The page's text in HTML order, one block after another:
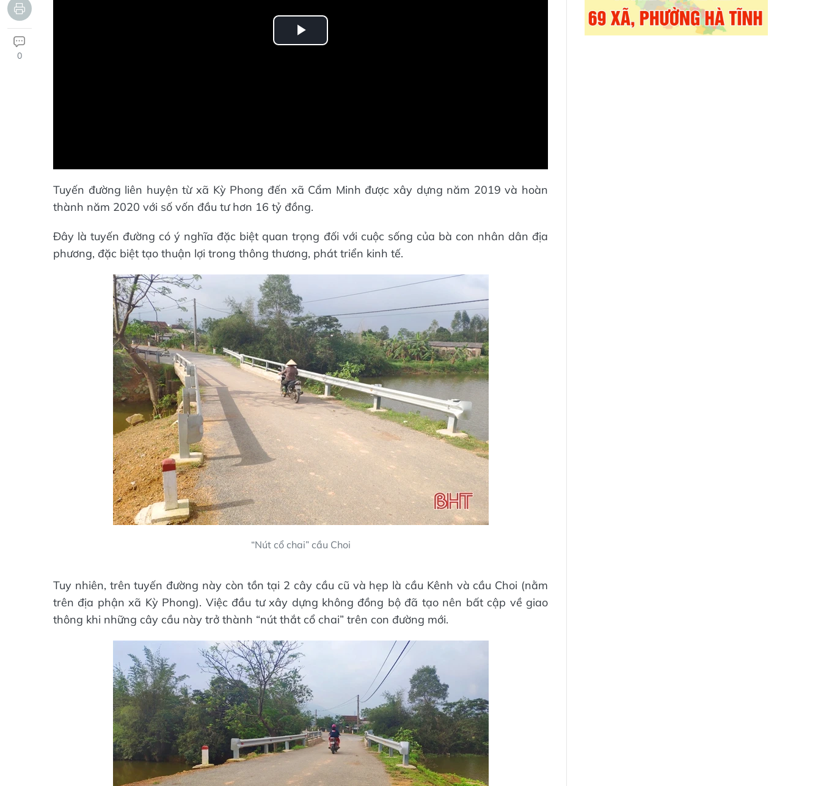
0
Play
Tuyến đường liên huyện từ xã Kỳ Phong đến xã Cẩm Minh được xây dựng năm 2019 và hoàn
thành năm 2020 với số vốn đầu tư hơn 16 tỷ đồng.
Đây là tuyến đường có ý nghĩa đặc biệt quan trọng đối với cuộc sống của bà con nhân dân địa
phương, đặc biệt tạo thuận lợi trong thông thương, phát triển kinh tế.
“Nút cổ chai” cầu Choi
Tuy nhiên, trên tuyến đường này còn tồn tại 2 cây cầu cũ và hẹp là cầu Kênh và cầu Choi (nằm
trên địa phận xã Kỳ Phong). Việc đầu tư xây dựng không đồng bộ đã tạo nên bất cập về giao
thông khi những cây cầu này trở thành “nút thắt cổ chai” trên con đường mới.